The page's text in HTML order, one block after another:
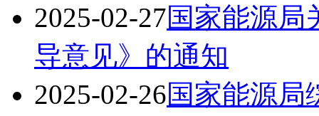
2025-02-27国家能源局
导意见》的通知
2025-02-26国家能源局